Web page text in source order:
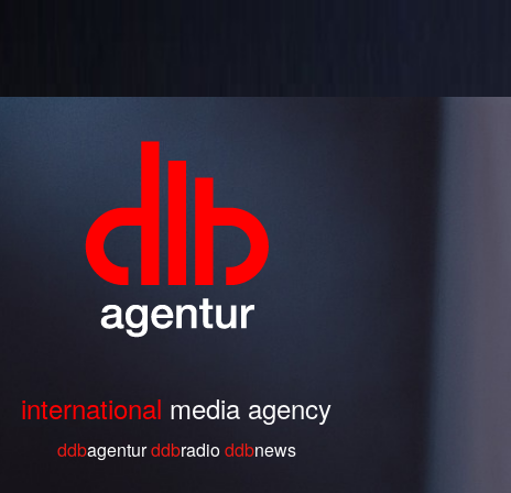
international media agency
ddbagenturddbradioddbnews